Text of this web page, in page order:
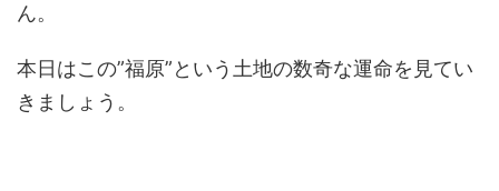
ん。
本日はこの”福原”という土地の数奇な運命を見てい
きましょう。